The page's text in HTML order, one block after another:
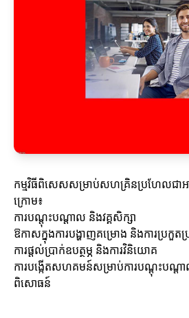
កម្មវិធីពិសេសសម្រាប់សហគ្រិនប្រហែលជា
ក្រោម៖
ការបណ្តុះបណ្តាល និងវគ្គសិក្សា
ឱកាសក្នុងការបង្ហាញគម្រោង និងការប្រកួតប្
ការផ្តល់ប្រាក់ឧបត្ថម្ភ និងការវិនិយោគ
ការបង្កើតសហគមន៍សម្រាប់ការបណ្ដុះបណ្ដ
ពិសោធន៍